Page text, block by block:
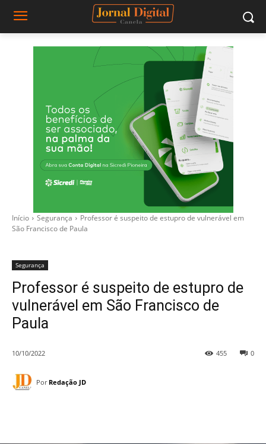
Início Segurança
Professor é suspeito de estupro de vulnerável em
São Francisco de Paula
Segurança
Professor é suspeito de estupro de
vulnerável em São Francisco de
Paula
10/10/2022 0
455
Por Redação JD